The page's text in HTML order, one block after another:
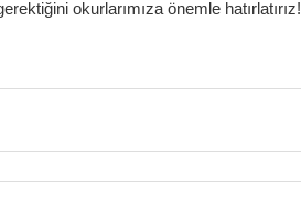
okurlarımıza önemle hatırlatırız!